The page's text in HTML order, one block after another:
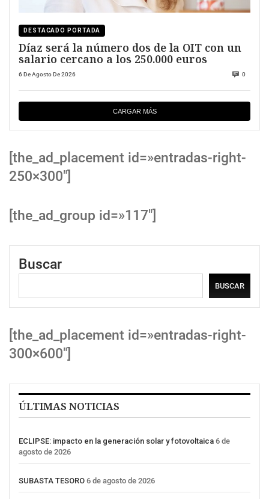
DESTACADO PORTADA
Díaz será la número dos de la OIT con un
salario cercano a los 250.000 euros
6 De Agosto De 2026 0
CARGAR MÁS
[the_ad_placement id=»entradas-right-
250×300″]
[the_ad_group id=»117″]
Buscar
BUSCAR
[the_ad_placement id=»entradas-right-
300×600″]
ÚLTIMAS NOTICIAS
ECLIPSE: impacto en la generación solar y fotovoltaica 6 de
agosto de 2026
SUBASTA TESORO 6 de agosto de 2026